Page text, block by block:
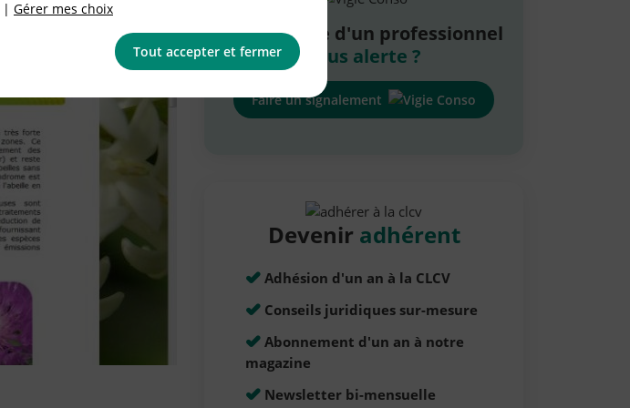
La pratique d'un professionnel
vous alerte ?
Faire un signalement
Devenir adhérent
Adhésion d'un an à la CLCV
Conseils juridiques sur-mesure
Abonnement d'un an à notre
magazine
Newsletter bi-mensuelle
| Gérer mes choix
Tout accepter et fermer